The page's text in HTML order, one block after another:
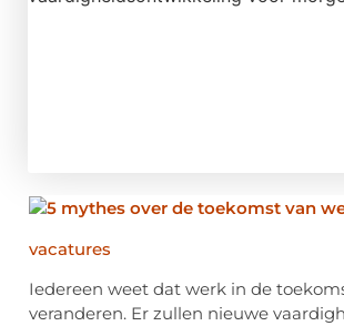
vacatures
Iedereen weet dat werk in de
veranderen. Er zullen nieuwe